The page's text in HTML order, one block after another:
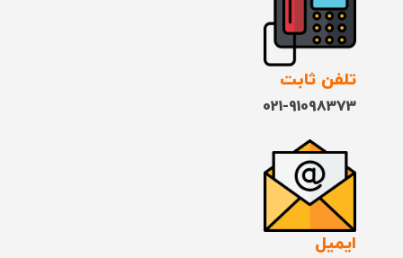
تلفن ثابت
021-91098373
ایمیل